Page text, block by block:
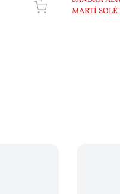
MARTÍ SOLÉ